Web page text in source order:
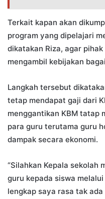
Terkait kapan akan
program yang dipelajari
dikatakan Riza, agar
mengambil kebijakan
Langkah tersebut
tetap mendapat gaji dari
menggantikan KBM tatap
para guru terutama guru
dampak secara ekonomi.
“Silahkan Kepala sekolah
guru kepada siswa
lengkap saya rasa tak